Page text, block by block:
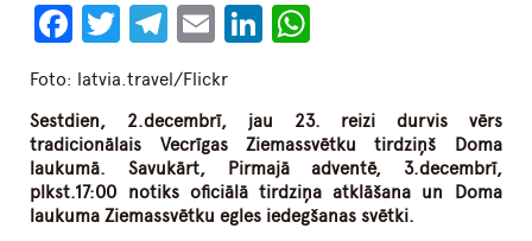
Facebook
Twitter
Telegram
EmailLinkedIn
Foto: latvia.travel/Flickr
Sestdien, 2.decembrī, jau 23. reizi durvis vērs
tradicionālais Vecrīgas Ziemassvētku tirdziņš Doma
laukumā. Savukārt, Pirmajā adventē, 3.decembrī,
plkst.17:00 notiks oficiālā tirdziņa atklāšana un Doma
laukuma Ziemassvētku egles iedegšanas svētki.